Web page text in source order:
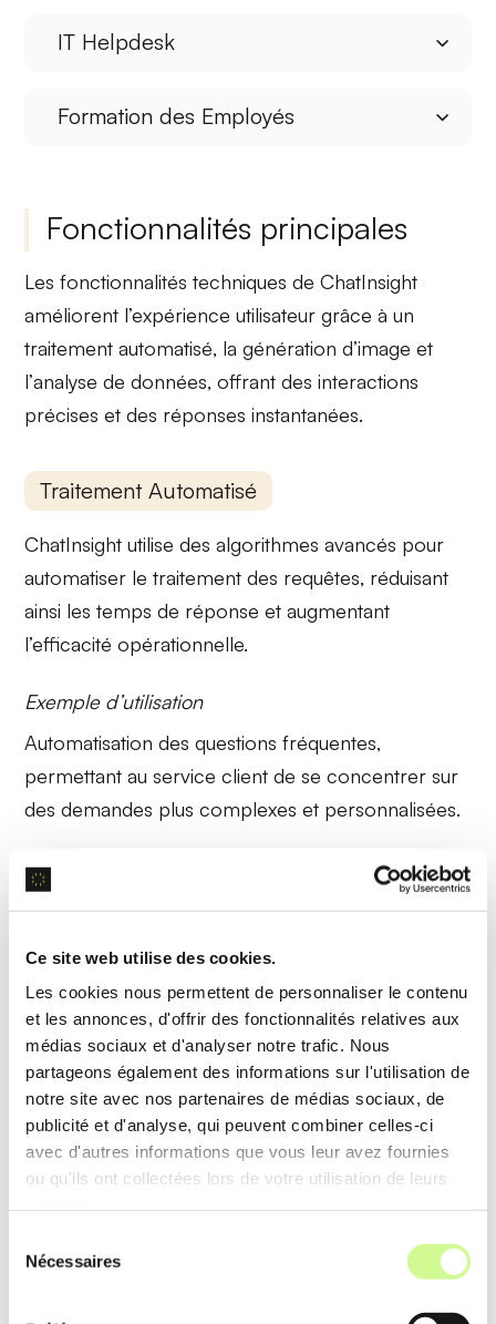
Ce site web utilise des cookies.
Les cookies nous permettent de personnaliser le contenu
et les annonces, d'offrir des fonctionnalités relatives aux
médias sociaux et d'analyser notre trafic. Nous
partageons également des informations sur l'utilisation de
notre site avec nos partenaires de médias sociaux, de
publicité et d'analyse, qui peuvent combiner celles-ci
avec d'autres informations que vous leur avez fournies
ou qu'ils ont collectées lors de votre utilisation de leurs
Nécessaires
IT Helpdesk
Formation des Employés
Fonctionnalités principales
Les fonctionnalités techniques de ChatInsight
améliorent l’expérience utilisateur grâce à un
traitement automatisé, lagénération d’image et
l’analyse de données, offrant des interactions
précises et des réponses instantanées.
Traitement Automatisé
ChatInsight utilise des algorithmes avancés pour
automatiser letraitement des requêtes, réduisant
ainsi les temps de réponse et augmentant
l’efficacité opérationnelle.
Exemple d’utilisation
Automatisation des questions fréquentes,
permettant au service client de se concentrer sur
des demandes plus complexes et personnalisées.
Génération d’Image
améliorant ainsi la communication visuelle.
Exemple d’utilisation
Génération automatique de graphiques explicatifs
pour les rapports marketing à partir de données
textuelles fournies par les utilisateurs.
Analyse de Données